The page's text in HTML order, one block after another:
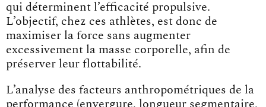
qui déterminent l’efficacité propulsive.
L’objectif, chez ces athlètes, est donc de
maximiser la force sans augmenter
excessivement la masse corporelle, afin de
préserver leur flottabilité.
L’analyse des facteurs anthropométriques de la
performance (envergure, longueur segmentaire,